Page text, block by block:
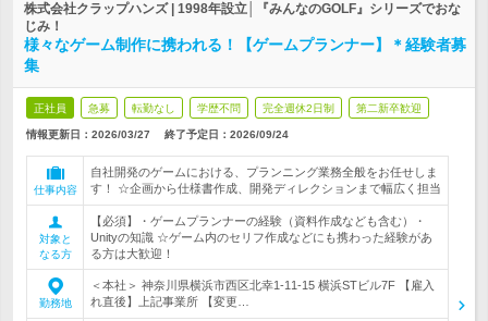
株式会社クラップハンズ | 1998年設立│『みんなのGOLF』シリーズでおな
じみ！
様々なゲーム制作に携われる！【ゲームプランナー】＊経験者募
集
正社員 急募 転勤なし 学歴不問 完全週休2日制 第二新卒歓迎
情報更新日：2026/03/27 終了予定日： 2026/09/24
仕事内容
自社開発のゲームにおける、プランニング業務全般をお任せしま
す！ ☆企画から仕様書作成、開発ディレクションまで幅広く担当
対象と
なる方
【必須】・ゲームプランナーの経験（資料作成なども含む）・
Unityの知識 ☆ゲーム内のセリフ作成などにも携わった経験があ
る方は大歓迎！
勤務地
＜本社＞ 神奈川県横浜市西区北幸1-11-15 横浜STビル7F 【雇入
れ直後】上記事業所 【変更…